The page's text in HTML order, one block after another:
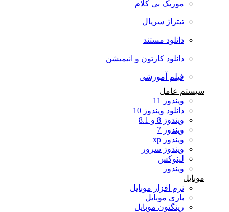
موزیک بی کلام
تیتراژ سریال
دانلود مستند
دانلود کارتون و انیمیشن
فیلم آموزشی
سیستم عامل
ویندوز 11
دانلود ویندوز 10
ویندوز 8 و 8.1
ویندوز 7
ویندوز xp
ویندوز سرور
لینوکس
ویندوز
موبایل
نرم افزار موبایل
بازی موبایل
رینگتون موبایل